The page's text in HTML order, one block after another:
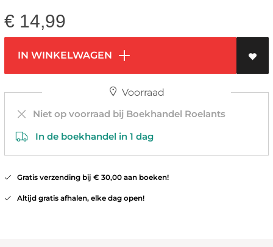
€ 14,99
IN WINKELWAGEN
Voorraad
Niet op voorraad bij Boekhandel Roelants
In de boekhandel in 1 dag
Gratis verzending bij € 30,00 aan boeken!
Altijd gratis afhalen, elke dag open!